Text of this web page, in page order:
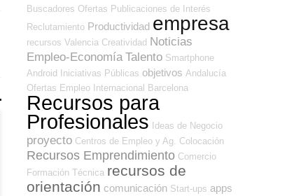
Buscadores Ofertas Publicaciones de Interés
Reclutamiento Productividad empresa
recursos Valencia Creatividad Noticias
Empleo-Economía Talento Smartphone
Android
Iniciativas Públicas objetivos Andalucía
Ofertas Empleo Internacional
Barcelona
Recursos para
Profesionales
Ideas de Negocio
proyecto Centros de Empleo y Ag. Colocación
Recursos Emprendimiento Comercio
Formación Técnica recursos de
orientación comunicación Start-ups apps